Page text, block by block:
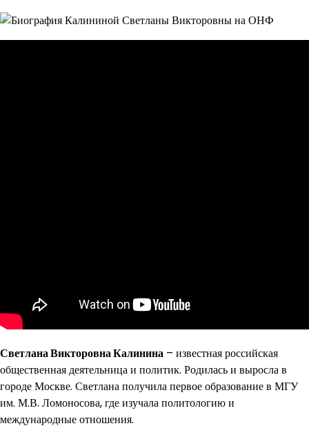
Светлана Викторовна Калинина – известная российская
общественная деятельница и политик. Родилась и выросла в
городе Москве. Светлана получила первое образование в МГУ
им. М.В. Ломоносова, где изучала политологию и
международные отношения.